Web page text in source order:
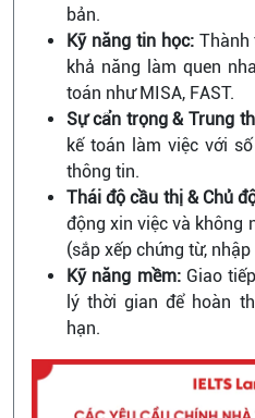
bản.
Kỹ năng tin học:Thành
khả năng làm quen
toán như MISA, FAST.
Sự cẩn trọng & Trung
kế toán làm việc với
thông tin.
Thái độ cầu thị & Chủ
động xin việc và không
(sắp xếp chứng từ, nhập
Kỹ năng mềm:Giao
lý thời gian để hoàn
hạn.